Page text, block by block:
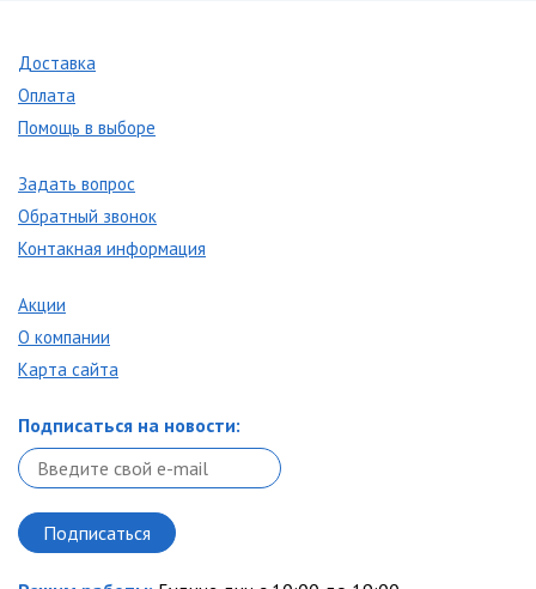
Доставка
Оплата
Помощь в выборе
Задать вопрос
Обратный звонок
Контакная информация
Акции
О компании
Карта сайта
Подписаться на новости: